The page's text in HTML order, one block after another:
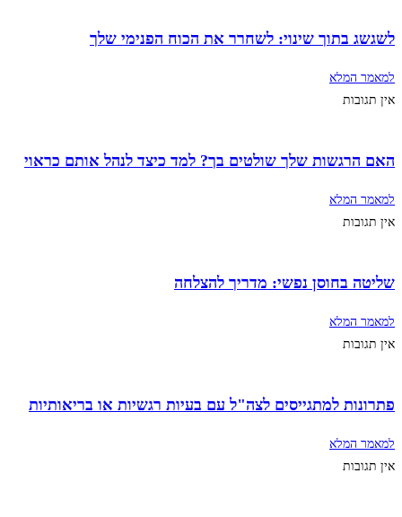
לשגשג בתוך שינוי: לשחרר את הכוח הפנימי שלך
למאמר המלא
אין תגובות
האם הרגשות שלך שולטים בך? למד כיצד לנהל אותם כראוי
למאמר המלא
אין תגובות
שליטה בחוסן נפשי: מדריך להצלחה
למאמר המלא
אין תגובות
פתרונות למתגייסים לצה"ל עם בעיות רגשיות או בריאותיות
למאמר המלא
אין תגובות